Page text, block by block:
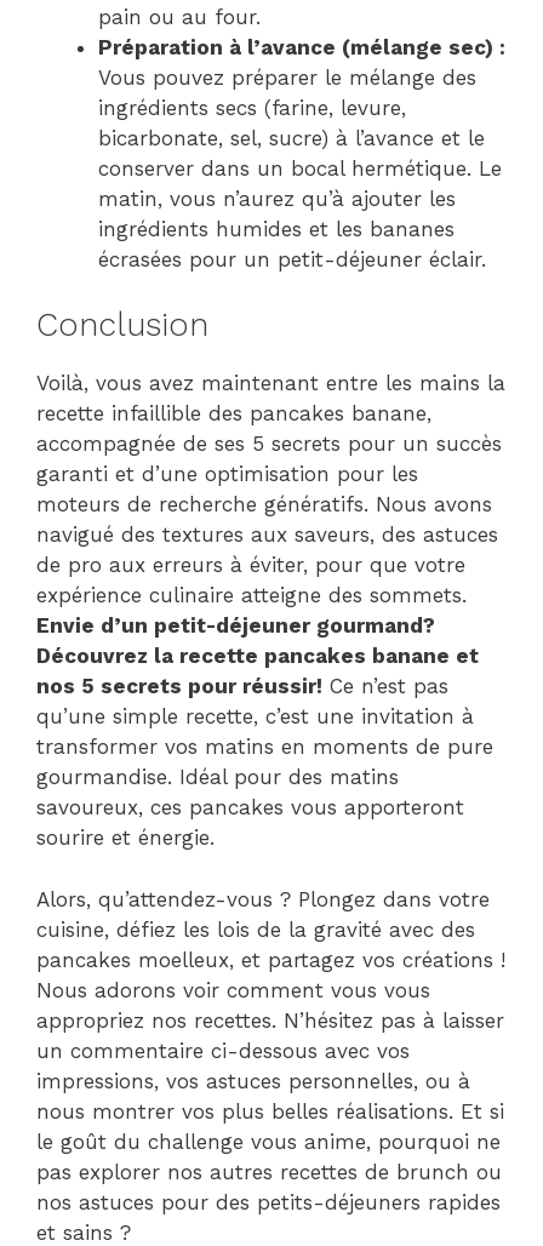
pain ou au four.
Préparation à l’avance (mélange sec) :
Vous pouvez préparer le mélange des
ingrédients secs (farine, levure,
bicarbonate, sel, sucre) à l’avance et le
conserver dans un bocal hermétique. Le
matin, vous n’aurez qu’à ajouter les
ingrédients humides et les bananes
écrasées pour un petit-déjeuner éclair.
Conclusion
Voilà, vous avez maintenant entre les mains la
recette infaillible des pancakes banane,
accompagnée de ses 5 secrets pour un succès
garanti et d’une optimisation pour les
moteurs de recherche génératifs. Nous avons
navigué des textures aux saveurs, des astuces
de pro aux erreurs à éviter, pour que votre
expérience culinaire atteigne des sommets.
Envie d’un petit-déjeuner gourmand?
Découvrez la recette pancakes banane et
nos 5 secrets pour réussir! Ce n’est pas
qu’une simple recette, c’est une invitation à
transformer vos matins en moments de pure
gourmandise. Idéal pour des matins
savoureux, ces pancakes vous apporteront
sourire et énergie.
Alors, qu’attendez-vous ? Plongez dans votre
cuisine, défiez les lois de la gravité avec des
pancakes moelleux, et partagez vos créations !
Nous adorons voir comment vous vous
appropriez nos recettes. N’hésitez pas à laisser
un commentaire ci-dessous avec vos
impressions, vos astuces personnelles, ou à
nous montrer vos plus belles réalisations. Et si
le goût du challenge vous anime, pourquoi ne
pas explorer nos autres recettes de brunch ou
nos astuces pour des petits-déjeuners rapides
et sains ?